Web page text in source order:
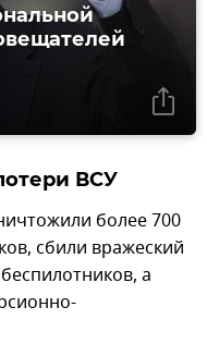
ВСУ
более 700
сбили вражеский
а